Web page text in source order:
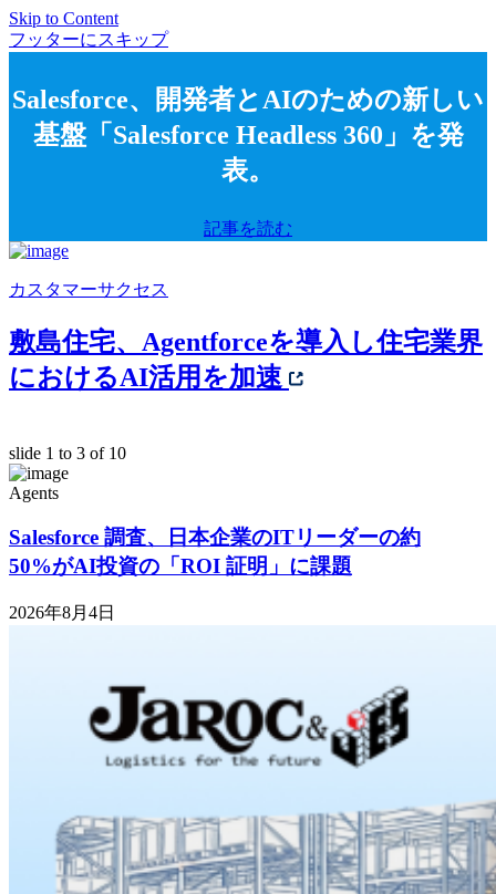
Skip to Content
フッターにスキップ
Salesforce、開発者とAIのための新しい
基盤「Salesforce Headless 360」を発
表。
記事を読む
カスタマーサクセス
敷島住宅、Agentforceを導入し住宅業界
におけるAI活用を加速
slide 1 to 3 of 10
Agents
Salesforce 調査、日本企業のITリーダーの約
50%がAI投資の「ROI 証明」に課題
2026年8月4日